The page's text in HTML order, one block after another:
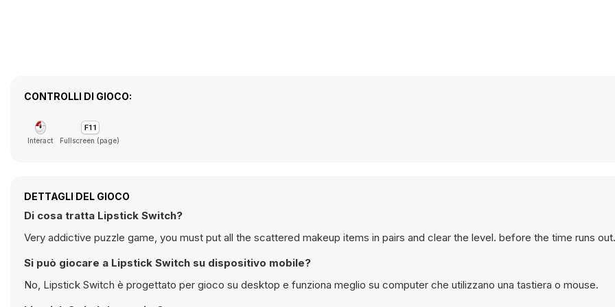
CONTROLLI DI GIOCO:
Interact Fullscreen (page)
DETTAGLI DEL GIOCO
Di cosa tratta Lipstick Switch?
Very addictive puzzle game, you must put all the scattered makeup items in pairs and clear the level. before the time runs out.
Si può giocare a Lipstick Switch su dispositivo mobile?
No, Lipstick Switch è progettato per gioco su desktop e funziona meglio su computer che utilizzano una tastiera o mouse.